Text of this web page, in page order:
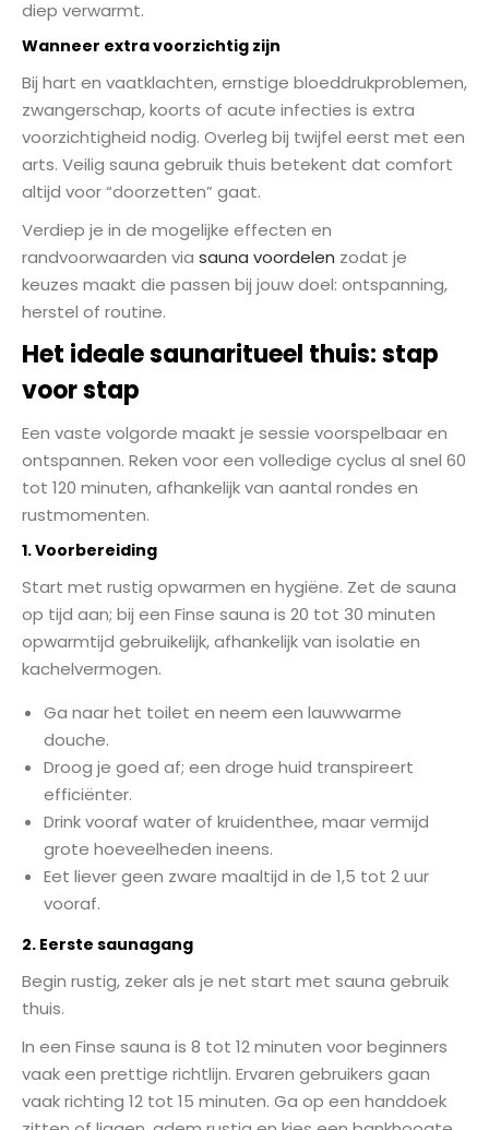
diep verwarmt.
Wanneer extra voorzichtig zijn
Bij hart en vaatklachten, ernstige bloeddrukproblemen,
zwangerschap, koorts of acute infecties is extra
voorzichtigheid nodig. Overleg bij twijfel eerst met een
arts. Veilig sauna gebruik thuis betekent dat comfort
altijd voor “doorzetten” gaat.
Verdiep je in de mogelijke effecten en
randvoorwaarden via sauna voordelen zodat je
keuzes maakt die passen bij jouw doel: ontspanning,
herstel of routine.
Het ideale saunaritueel thuis: stap
voor stap
Een vaste volgorde maakt je sessie voorspelbaar en
ontspannen. Reken voor een volledige cyclus al snel 60
tot 120 minuten, afhankelijk van aantal rondes en
rustmomenten.
1. Voorbereiding
Start met rustig opwarmen en hygiëne. Zet de sauna
op tijd aan; bij een Finse sauna is 20 tot 30 minuten
opwarmtijd gebruikelijk, afhankelijk van isolatie en
kachelvermogen.
Ga naar het toilet en neem een lauwwarme
douche.
Droog je goed af; een droge huid transpireert
efficiënter.
Drink vooraf water of kruidenthee, maar vermijd
grote hoeveelheden ineens.
Eet liever geen zware maaltijd in de 1,5 tot 2 uur
vooraf.
2. Eerste saunagang
Begin rustig, zeker als je net start met sauna gebruik
thuis.
In een Finse sauna is 8 tot 12 minuten voor beginners
vaak een prettige richtlijn. Ervaren gebruikers gaan
vaak richting 12 tot 15 minuten. Ga op een handdoek